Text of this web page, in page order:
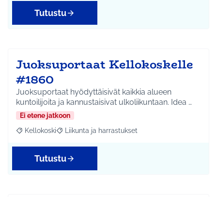
Tutustu
Juoksuportaat Kellokoskelle
#1860
Juoksuportaat hyödyttäisivät kaikkia alueen
kuntoilijoita ja kannustaisivat ulkoliikuntaan. Idea …
Ei etene jatkoon
Rajaa tulokset aihepiirin mukaan: Kellokoski
Kellokoski Rajaa tulokset teeman mukaan: Liikunta ja
Liikunta ja harrastukset
Tutustu